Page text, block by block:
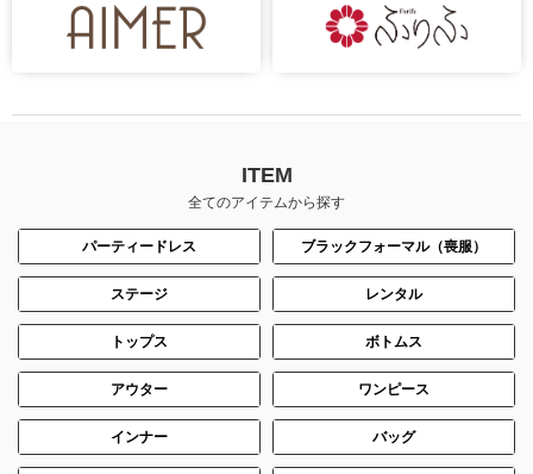
ITEM
全てのアイテムから探す
パーティードレス ブラックフォーマル（喪服）
ステージ レンタル
トップス ボトムス
アウター ワンピース
インナー バッグ